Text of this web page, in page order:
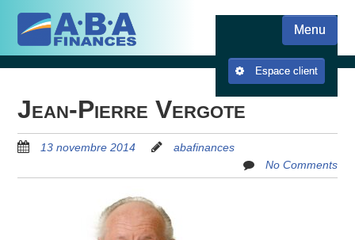
main
content
Skip to contentMenu
Espace client
Jean-Pierre Vergote
13 novembre 2014
abafinances
No Comments